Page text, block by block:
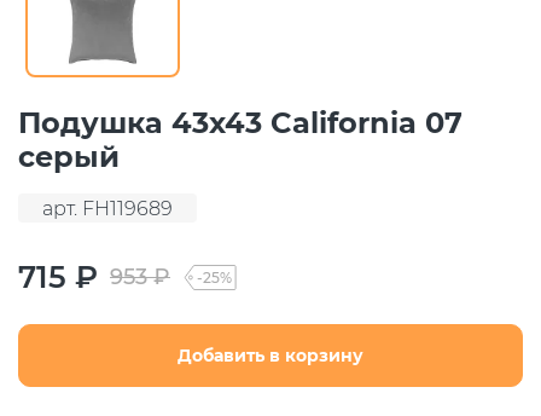
Подушка 43х43 California 07
серый
арт. FH119689
715 ₽ 953 ₽ -25%
Добавить в корзину